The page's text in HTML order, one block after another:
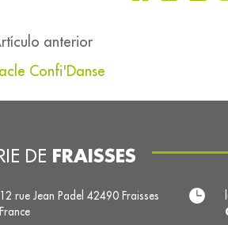
anterior
Confi'Danse
DE FRAISSES
12 rue Jean Padel 42490 Fraisses
France